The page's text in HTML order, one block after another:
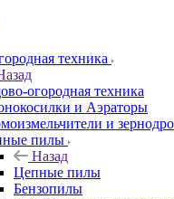
техника
огородная техника
и Аэраторы
и
пилы
Назад
Цепные пилы
Бензопилы